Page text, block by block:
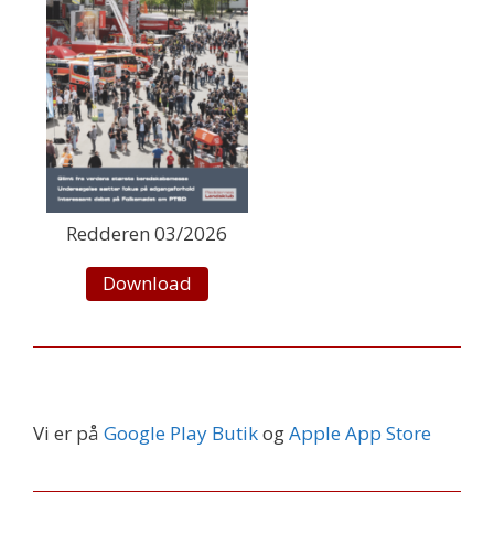
Redderen 03/2026
Download
Vi er på Google Play ButikogApple App Store